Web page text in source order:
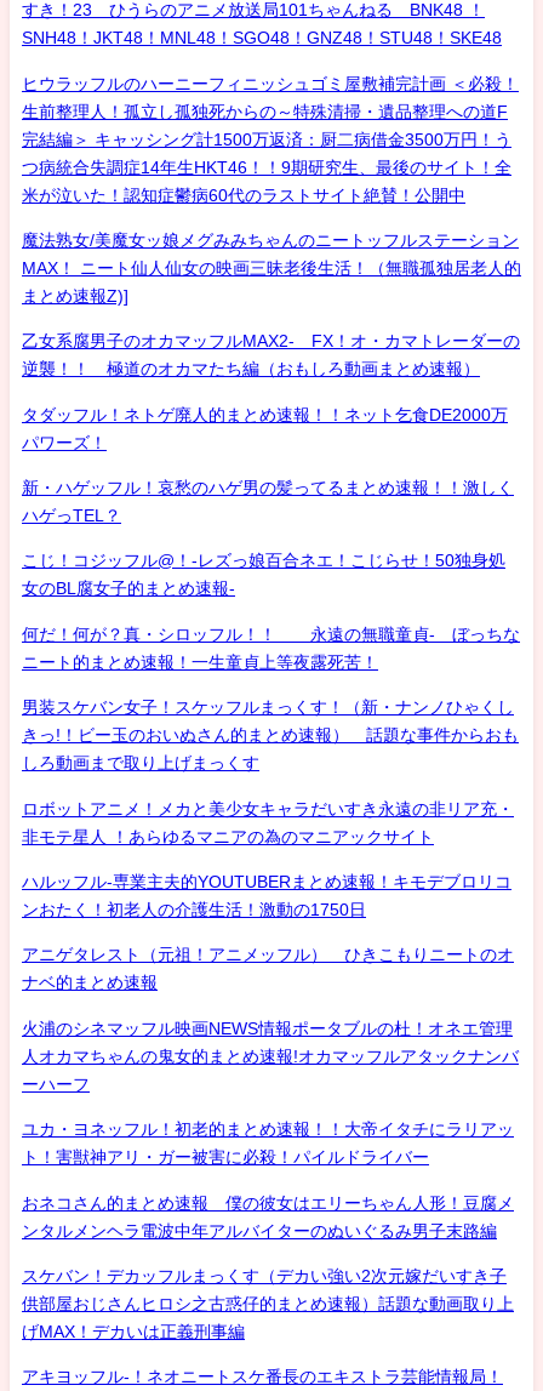
すき！23 ひうらのアニメ放送局101ちゃんねる BNK48 ！
SNH48！JKT48！MNL48！SGO48！GNZ48！STU48！SKE48
ヒウラッフルのハーニーフィニッシュゴミ屋敷補完計画 ＜必殺！
生前整理人！孤立し孤独死からの～特殊清掃・遺品整理への道F
完結編＞ キャッシング計1500万返済：厨二病借金3500万円！う
つ病統合失調症14年生HKT46！！9期研究生、最後のサイト！全
米が泣いた！認知症鬱病60代のラストサイト絶賛！公開中
魔法熟女/美魔女ッ娘メグみみちゃんのニートッフルステーション
MAX！ ニート仙人仙女の映画三昧老後生活！（無職孤独居老人的
まとめ速報Z)]
乙女系腐男子のオカマッフルMAX2- FX！オ・カマトレーダーの
逆襲！！ 極道のオカマたち編（おもしろ動画まとめ速報）
タダッフル！ネトゲ廃人的まとめ速報！！ネット乞食DE2000万
パワーズ！
新・ハゲッフル！哀愁のハゲ男の髪ってるまとめ速報！！激しく
ハゲっTEL？
こじ！コジッフル@！-レズっ娘百合ネエ！こじらせ！50独身処
女のBL腐女子的まとめ速報-
何だ！何が？真・シロッフル！！ 永遠の無職童貞- ぼっちな
ニート的まとめ速報！一生童貞上等夜露死苦！
男装スケバン女子！スケッフルまっくす！（新・ナンノひゃくし
きっ!！ビー玉のおいぬさん的まとめ速報） 話題な事件からおも
しろ動画まで取り上げまっくす
ロボットアニメ！メカと美少女キャラだいすき永遠の非リア充・
非モテ星人 ！あらゆるマニアの為のマニアックサイト
ハルッフル-専業主夫的YOUTUBERまとめ速報！キモデブロリコ
ンおたく！初老人の介護生活！激動の1750日
アニゲタレスト（元祖！アニメッフル） ひきこもりニートのオ
ナベ的まとめ速報
火浦のシネマッフル映画NEWS情報ポータブルの杜！オネエ管理
人オカマちゃんの鬼女的まとめ速報!オカマッフルアタックナンバ
ーハーフ
ユカ・ヨネッフル！初老的まとめ速報！！大帝イタチにラリアッ
ト！害獣神アリ・ガー被害に必殺！パイルドライバー
おネコさん的まとめ速報 僕の彼女はエリーちゃん人形！豆腐メ
ンタルメンヘラ電波中年アルバイターのぬいぐるみ男子末路編
スケバン！デカッフルまっくす（デカい強い2次元嫁だいすき子
供部屋おじさんヒロシ之古惑仔的まとめ速報）話題な動画取り上
げMAX！デカいは正義刑事編
アキヨッフル-！ネオニートスケ番長のエキストラ芸能情報局！